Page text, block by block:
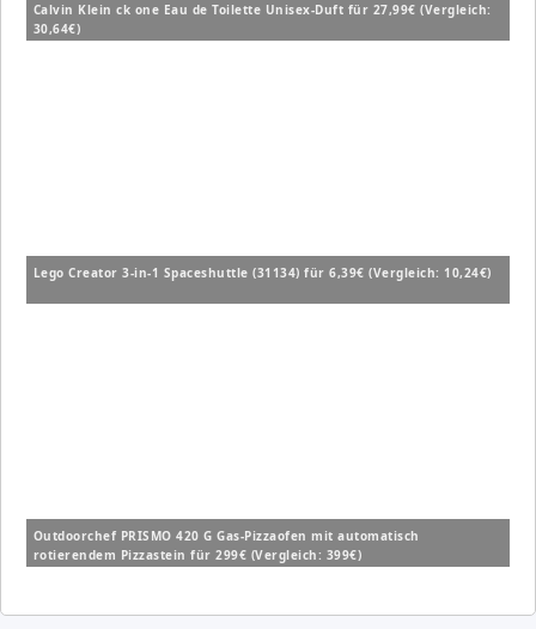
Calvin Klein ck one Eau de Toilette Unisex-Duft für 27,99€ (Vergleich:
30,64€)
Lego Creator 3-in-1 Spaceshuttle (31134) für 6,39€ (Vergleich: 10,24€)
Outdoorchef PRISMO 420 G Gas-Pizzaofen mit automatisch
rotierendem Pizzastein für 299€ (Vergleich: 399€)